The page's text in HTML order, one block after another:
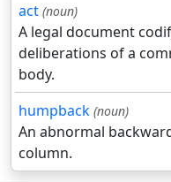
act (noun)
A legal document
deliberations of a
body.
humpback (noun)
An abnormal
column.